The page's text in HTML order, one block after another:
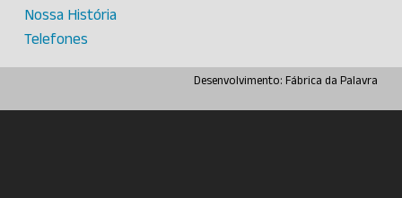
Nossa História
Telefones
Desenvolvimento: Fábrica da Palavra